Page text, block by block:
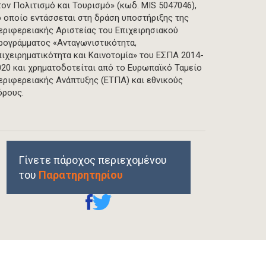
Πολιτισμό και Τουρισμό» (κωδ. MIS 5047046),
οποίο εντάσσεται στη δράση υποστήριξης της
Αριστείας του Επιχειρησιακού
«Ανταγωνιστικότητα,
και Καινοτομία» του ΕΣΠΑ 2014-
και χρηματοδοτείται από το Ευρωπαϊκό Ταμείο
Ανάπτυξης (ΕΤΠΑ) και εθνικούς
Γίνετε πάροχος περιεχομένου
του Παρατηρητηρίου